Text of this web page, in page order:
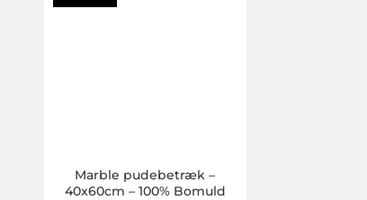
Marble pudebetræk –
40x60cm – 100% Bomuld